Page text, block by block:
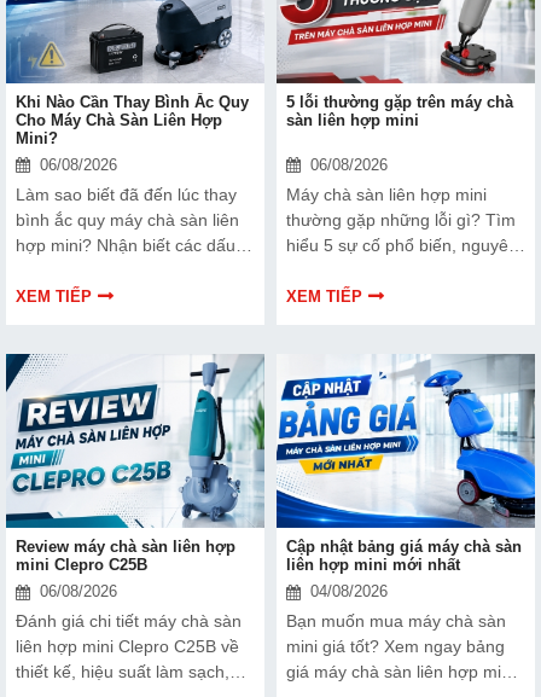
Khi Nào Cần Thay Bình Ắc Quy
Cho Máy Chà Sàn Liên Hợp
Mini?
06/08/2026
Làm sao biết đã đến lúc thay
bình ắc quy máy chà sàn liên
hợp mini? Nhận biết các dấu
thời điểm thay thế để đảm bảo
XEM TIẾP
5 lỗi thường gặp trên máy chà
sàn liên hợp mini
06/08/2026
Máy chà sàn liên hợp mini
thường gặp những lỗi gì? Tìm
hiểu 5 sự cố phổ biến, nguyên
và mẹo sử dụng giúp máy vận
XEM TIẾP
Review máy chà sàn liên hợp
mini Clepro C25B
06/08/2026
Đánh giá chi tiết máy chà sàn
liên hợp mini Clepro C25B về
thiết kế, hiệu suất làm sạch,
Cập nhật bảng giá máy chà sàn
liên hợp mini mới nhất
04/08/2026
Bạn muốn mua máy chà sàn
mini giá tốt? Xem ngay bảng
giá máy chà sàn liên hợp mini